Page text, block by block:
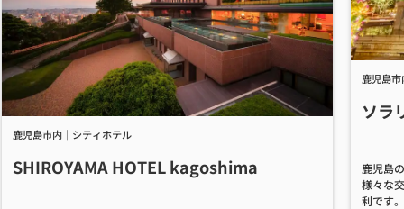
鹿児島市内｜シティホテル
SHIROYAMA HOTEL kagoshima
鹿児島
ソラ
鹿児島
様々な
利です。